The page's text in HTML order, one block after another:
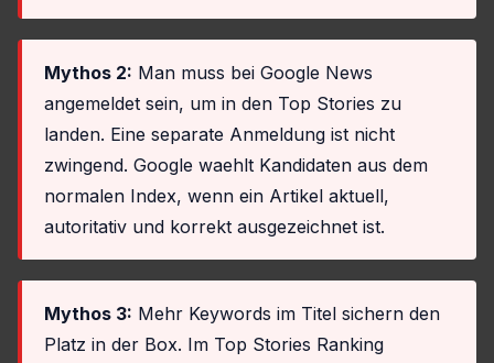
Mythos 2: Man muss bei Google News
angemeldet sein, um in den Top Stories zu
landen. Eine separate Anmeldung ist nicht
zwingend. Google waehlt Kandidaten aus dem
normalen Index, wenn ein Artikel aktuell,
autoritativ und korrekt ausgezeichnet ist.
Mythos 3: Mehr Keywords im Titel sichern den
Platz in der Box. Im Top Stories Ranking